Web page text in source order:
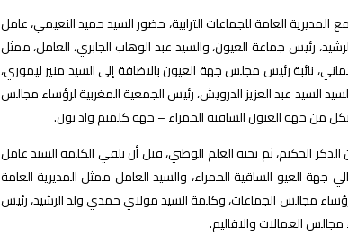
العامة للجماعات الترابية، حضور السيد حميد النعيمي، عامل
رئيس جماعة العيون، والسيد عبد الوهاب الجابري، العامل، ممثل
نائبة رئيس مجلس جهة العيون بالاضافة إلى السيد منير ليموري،
السيد عبد العزيز الدرويش، رئيس الجمعية المغربية لرؤساء مجالس
بكل من جهة العيون الساقية الحمراء – جهة كلميم واد نون.
الحكيم، ثم تحية العلم الوطني، قبل أن يلقي الكلمة السيد عامل
جهة العيو الساقية الحمراء، والسيد العامل ممثل المديرية العامة
لرؤساء مجالس الجماعات، وكلمة السيد مولاي حمدي ولد الرشيد، رئيس
العمالات والاقاليم.